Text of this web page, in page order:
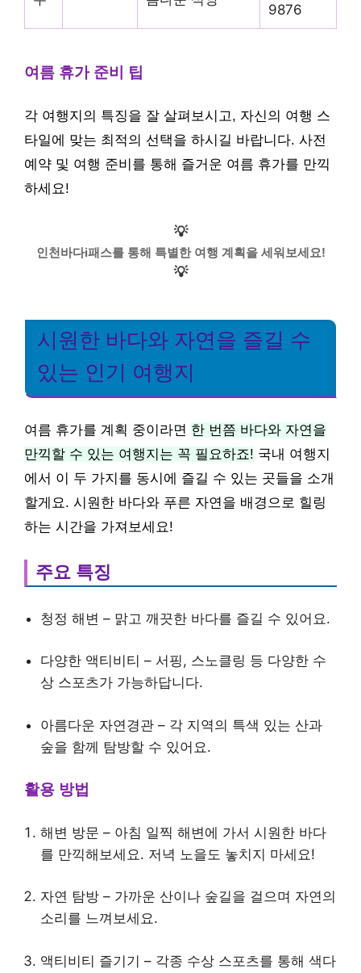
9876
여름 휴가 준비 팁
각 여행지의 특징을 잘 살펴보시고, 자신의 여행 스
타일에 맞는 최적의 선택을 하시길 바랍니다. 사전
예약 및 여행 준비를 통해 즐거운 여름 휴가를 만끽
하세요!
💡
인천바다i패스를 통해 특별한 여행 계획을 세워보세요!
💡
시원한 바다와 자연을 즐길 수
있는 인기 여행지
여름 휴가를 계획 중이라면 한 번쯤 바다와 자연을
만끽할 수 있는 여행지는 꼭 필요하죠! 국내 여행지
에서 이 두 가지를 동시에 즐길 수 있는 곳들을 소개
할게요. 시원한 바다와 푸른 자연을 배경으로 힐링
하는 시간을 가져보세요!
주요 특징
청정 해변 – 맑고 깨끗한 바다를 즐길 수 있어요.
다양한 액티비티 – 서핑, 스노클링 등 다양한 수
상 스포츠가 가능하답니다.
아름다운 자연경관 – 각 지역의 특색 있는 산과
숲을 함께 탐방할 수 있어요.
활용 방법
해변 방문 – 아침 일찍 해변에 가서 시원한 바다
를 만끽해보세요. 저녁 노을도 놓치지 마세요!
자연 탐방 – 가까운 산이나 숲길을 걸으며 자연의
소리를 느껴보세요.
액티비티 즐기기 – 각종 수상 스포츠를 통해 색다